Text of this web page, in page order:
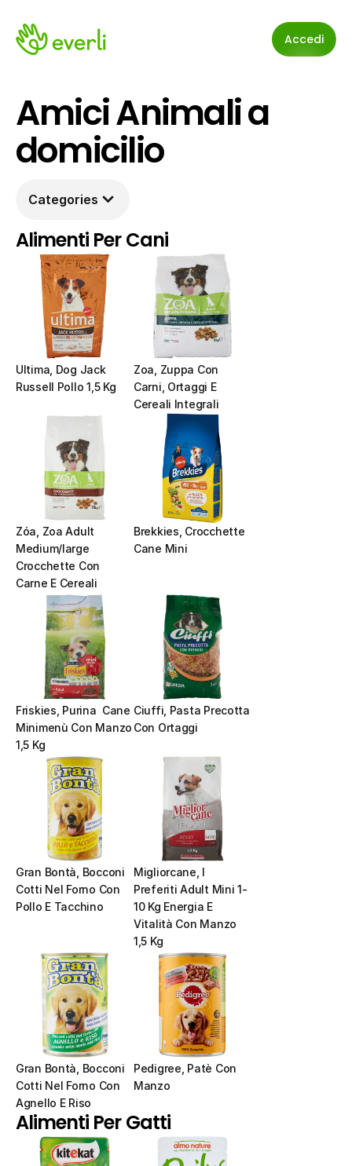
Accedi
Amici Animali a
domicilio
Categories
Alimenti Per Cani
Ultima, Dog Jack
Russell Pollo 1,5 Kg
Zoa, Zuppa Con
Carni, Ortaggi E
Cereali Integrali
Zóa, Zoa Adult
Medium/large
Crocchette Con
Carne E Cereali
Brekkies, Crocchette
Cane Mini
Friskies, Purina  Cane
Minimenù Con Manzo
1,5 Kg
Ciuffi, Pasta Precotta
Con Ortaggi
Gran Bontà, Bocconi
Cotti Nel Forno Con
Pollo E Tacchino
Migliorcane, I
Preferiti Adult Mini 1-
10 Kg Energia E
Vitalità Con Manzo
1,5 Kg
Gran Bontà, Bocconi
Cotti Nel Forno Con
Agnello E Riso
Pedigree, Patè Con
Manzo
Alimenti Per Gatti